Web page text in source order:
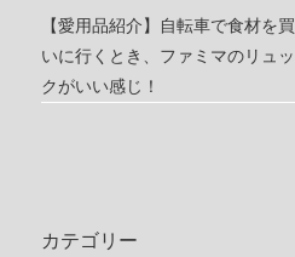
【愛用品紹介】自転車で食材を買
いに行くとき、ファミマのリュッ
クがいい感じ！
カテゴリー